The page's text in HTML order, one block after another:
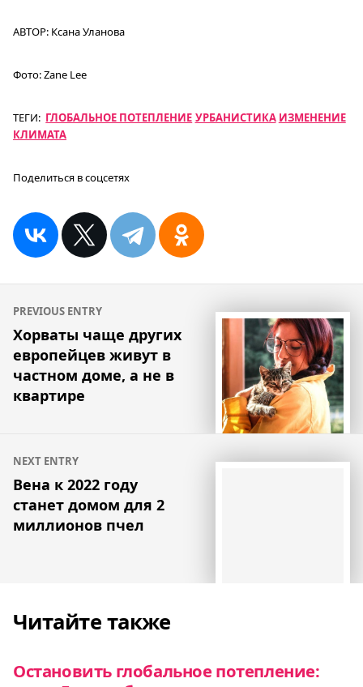
АВТОР: Ксана Уланова
Фото:Zane Lee
ТЕГИ: ГЛОБАЛЬНОЕ ПОТЕПЛЕНИЕ УРБАНИСТИКА ИЗМЕНЕНИЕ
КЛИМАТА
Поделиться в соцсетях
Навигация
по
записям
PREVIOUS ENTRY
Хорваты чаще других
европейцев живут в
частном доме, а не в
квартире
NEXT ENTRY
Вена к 2022 году
станет домом для 2
миллионов пчел
Читайте также
Остановить глобальное потепление: